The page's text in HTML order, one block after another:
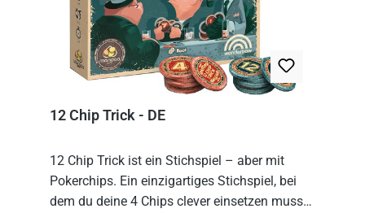
12 Chip Trick - DE
12 Chip Trick ist ein Stichspiel – aber mit
Pokerchips. Ein einzigartiges Stichspiel, bei
dem du deine 4 Chips clever einsetzen musst.